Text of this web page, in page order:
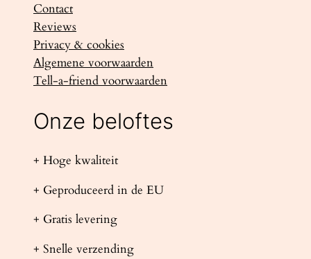
Contact
Reviews
Privacy & cookies
Algemene voorwaarden
Tell-a-friend voorwaarden
Onze beloftes
+ Hoge kwaliteit
+ Geproduceerd in de EU
+ Gratis levering
+ Snelle verzending